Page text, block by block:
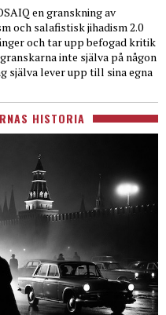
en granskning av
och salafistisk jihadism 2.0
och tar upp befogad kritik
inte själva på någon
själva lever upp till sina egna
HISTORIA